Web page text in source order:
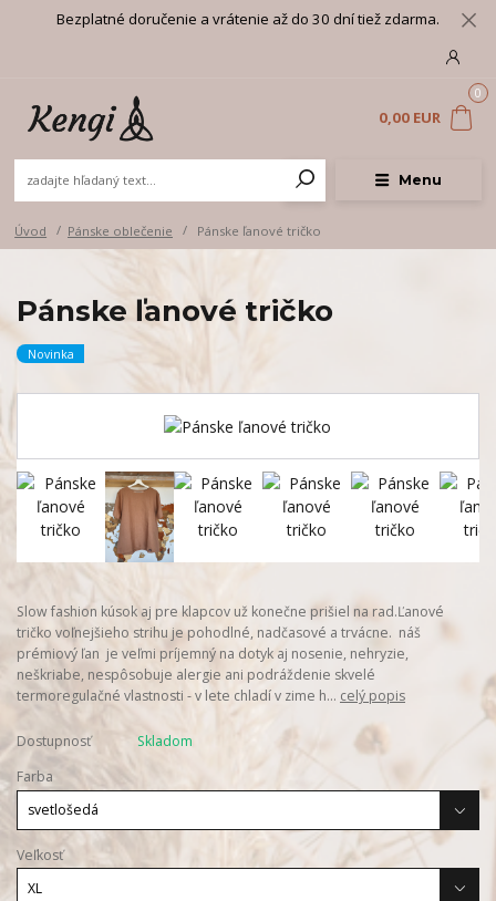
Bezplatné doručenie a vrátenie až do 30 dní tiež zdarma.
Menu
0
0,00 EUR
Úvod Pánske oblečenie Pánske ľanové tričko
Pánske ľanové tričko
Novinka
Slow fashion kúsok aj pre klapcov už konečne prišiel na rad.Ľanové
tričko voľnejšieho strihu je pohodlné, nadčasové a trvácne. náš
prémiový ľan je veľmi príjemný na dotyk aj nosenie, nehryzie,
neškriabe, nespôsobuje alergie ani podráždenie skvelé
termoregulačné vlastnosti - v lete chladí v zime h... celý popis
Dostupnosť
Skladom
Farba
Veľkosť